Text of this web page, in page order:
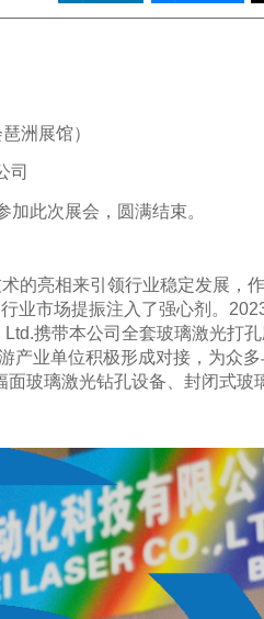
洲展馆）
司
此次展会，圆满结束。
的亮相来引领行业稳定发展，
业市场提振注入了强心剂。
携带本公司全套玻璃激光打
产业单位积极形成对接，为众多
玻璃激光钻孔设备、封闭式玻